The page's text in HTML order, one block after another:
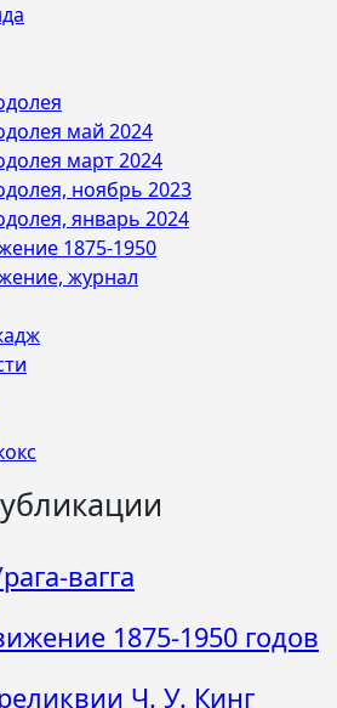
май 2024
март 2024
ноябрь 2023
январь 2024
1875-1950
журнал
вагга
1875-1950 годов
Ч. У. Кинг